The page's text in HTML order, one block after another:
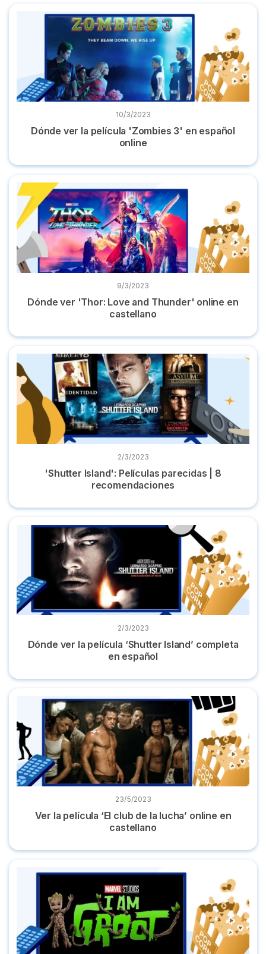
Dónde ver la película 'Zombies 3' en español online
10/3/2023
Dónde ver la película 'Zombies 3' en español
online
Dónde ver 'Thor: Love and Thunder' online en castellano
9/3/2023
Dónde ver 'Thor: Love and Thunder' online en
castellano
'Shutter Island': Películas parecidas | 8 recomendaciones
2/3/2023
'Shutter Island': Películas parecidas | 8
recomendaciones
Dónde ver la película ‘Shutter Island’ completa en español
2/3/2023
Dónde ver la película ‘Shutter Island’ completa
en español
Ver la película ‘El club de la lucha’ online en castellano
23/5/2023
Ver la película ‘El club de la lucha’ online en
castellano
Dónde ver ‘Yo soy Groot’ online la miniserie en castellano